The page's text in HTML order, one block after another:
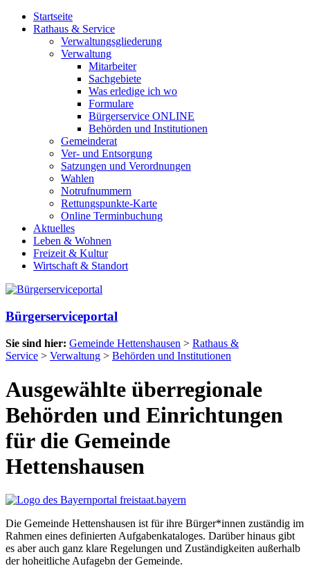
Startseite
Rathaus & Service
Verwaltungsgliederung
Verwaltung
Mitarbeiter
Sachgebiete
Was erledige ich wo
Formulare
Bürgerservice ONLINE
Behörden und Institutionen
Gemeinderat
Ver- und Entsorgung
Satzungen und Verordnungen
Wahlen
Notrufnummern
Rettungspunkte-Karte
Online Terminbuchung
Aktuelles
Leben & Wohnen
Freizeit & Kultur
Wirtschaft & Standort
Bürgerserviceportal
Sie sind hier: Gemeinde Hettenshausen > Rathaus &
Service > Verwaltung > Behörden und Institutionen
Ausgewählte überregionale
Behörden und Einrichtungen
für die Gemeinde
Hettenshausen
Die Gemeinde Hettenshausen ist für ihre Bürger*innen zuständig im
Rahmen eines definierten Aufgabenkataloges. Darüber hinaus gibt
es aber auch ganz klare Regelungen und Zuständigkeiten außerhalb
der hoheitliche Aufagebn der Gemeinde.